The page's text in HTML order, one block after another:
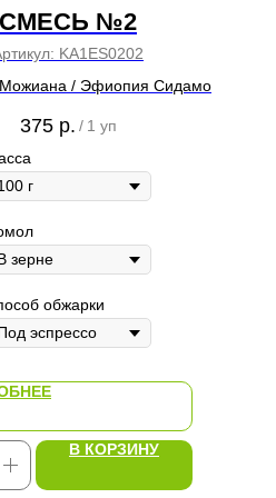
СМЕСЬ №2
KA1ES0202
Можиана / Эфиопия Сидамо
375 р. / 1 уп
обжарки
В КОРЗИНУ